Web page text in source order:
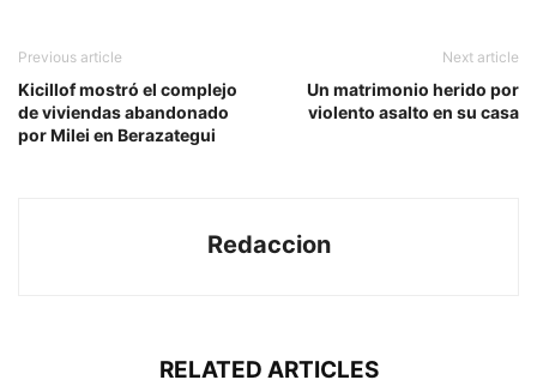
Previous article
Kicillof mostró el complejo
de viviendas abandonado
por Milei en Berazategui
Next article
Un matrimonio herido por
violento asalto en su casa
Redaccion
RELATED ARTICLES